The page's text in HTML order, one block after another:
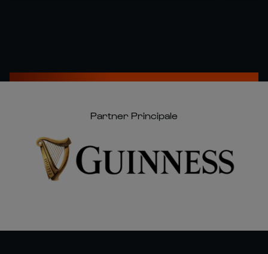
Partner Principale